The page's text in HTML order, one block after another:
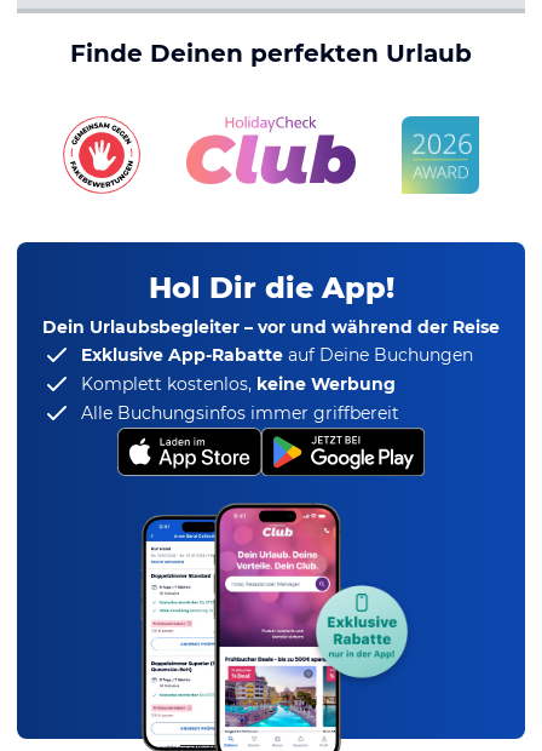
Finde Deinen perfekten Urlaub
Hol Dir die App!
Dein Urlaubsbegleiter – vor und während der Reise
Exklusive App-Rabatte auf Deine Buchungen
Komplett kostenlos, keine Werbung
Alle Buchungsinfos immer griffbereit